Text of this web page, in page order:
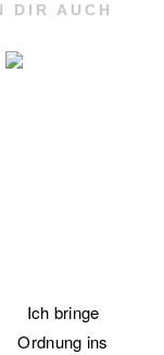
DIR AUCH
Ich bringe
Ordnung ins